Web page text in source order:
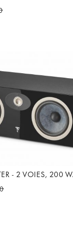
- 2 VOIES, 200